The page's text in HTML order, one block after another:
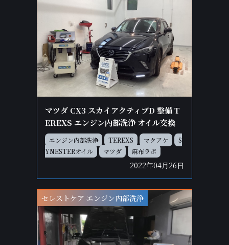
マツダ CX3 スカイアクティブD 整備 T
EREXS エンジン内部洗浄 オイル交換
エンジン内部洗浄 TEREXS マクアケ
S
YNESTERオイル
マツダ 麻布ラボ
2022年04月26日
セレストケア エンジン内部洗浄